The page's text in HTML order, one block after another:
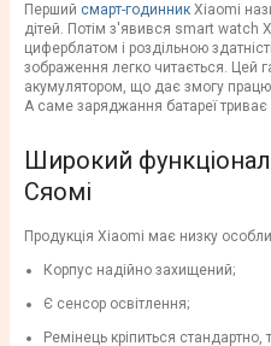
Перший смарт-годинник Xiaomi
дітей. Потім з'явився smart watch
циферблатом і роздільною
зображення легко читається. Цей
акумулятором, що дає змогу
А саме заряджання батареї
Широкий
Сяомі
Продукція Xiaomi має низку
Корпус надійно захищений;
Є сенсор освітлення;
Ремінець кріпиться